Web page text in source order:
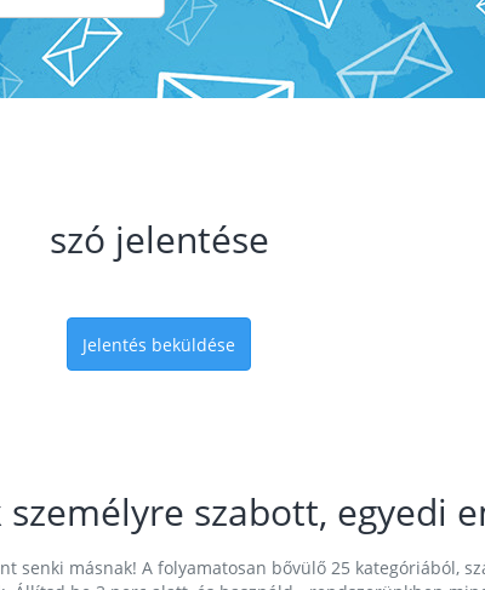
szó jelentése
Jelentés beküldése
szabott, egyedi
senki másnak! A folyamatosan bővülő 25 kategóriából,